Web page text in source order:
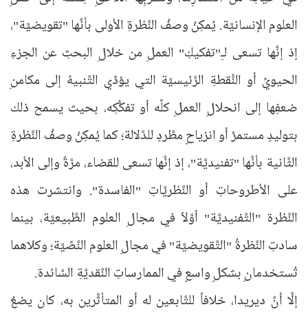
العلوم الإنسانيَّة. يُمكِنُ وصفُ النَّظرةِ الأولى بأنَّها "تقويضيَّة"،
إذ إنَّها تسعى لـِ"تفكيكِ" العملِ من خلالِ البحثِ عن الجزءِ
الحيويِّ أو النُّقطةِ الرَّئيسيَّة التي يؤدِّي التَّنبيهُ إلى مكامنِ
ضعفِها إلى انحلالِ العملِ كلِّه أو تفكُّكِه، بحيث يسمح ذلك
بتوليدٍ مستمرٍّ أو انزياحٍ مطَّردٍ للدَّلالة؛ كما يُمكِنُ وصفُ النَّظرةِ
الثَّانية بأنَّها "تفنيديَّة"، إذ إنَّها تسعى للقضاء، مرَّةً وإلى الأبد،
على الأطروحاتِ أو النَّظريَّاتِ "الفاسدة". وانتشرت هذه
النَّظرة "التَّفنيديَّة" أوَّلاً في مجالِ العلوم الطَّبيعيَّة، بينما
سادتِ النَّظرةُ "التَّقويضيَّة" في مجالِ العلوم النَّصِّيَّة؛ وكلاهما
تُستخدمانِ بشكلٍ واسعٍ في الممارساتِ النَّقديَّةِ السَّائدة.
إلَّا أنَّ ديريدا، خلافاً للتَّابعين له أو المتأثِّرين به، كان يضعُ